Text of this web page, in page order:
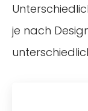
je nach